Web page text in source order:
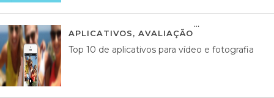
APLICATIVOS, AVALIAÇÃO
Top 10 de aplicativos para vídeo e fotografia